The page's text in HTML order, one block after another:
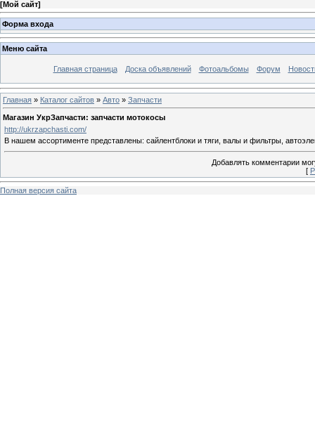
[Мой сайт]
Форма входа
Меню сайта
Главная страница Доска объявлений Фотоальбомы Форум
Главная » Каталог сайтов » Авто » Запчасти
Магазин УкрЗапчасти: запчасти мотокосы
http://ukrzapchasti.com/
В нашем ассортименте представлены: сайлентблоки и тяги, валы и фильтры,
Добавлять комментарии
[
Полная версия сайта